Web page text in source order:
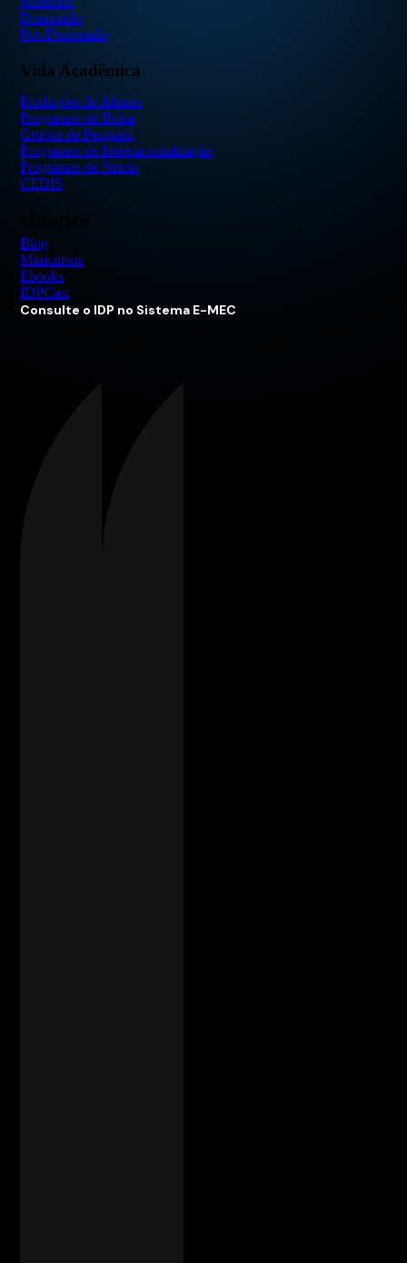
Doutorado
Pós-Doutorado
Vida Acadêmica
Produções de Alunos
Programas de Bolsa
Grupos de Pesquisa
Programas de Internacionalização
Programas de Stricto
CEDIS
Blog
Minicursos
Ebooks
IDPCast
Consulte o IDP no Sistema E-MEC